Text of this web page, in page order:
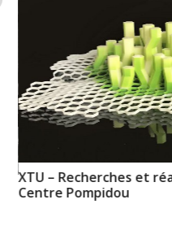
XTU – Recherches et
Centre Pompidou